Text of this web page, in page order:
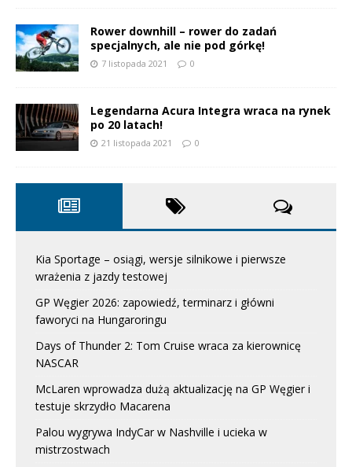
Rower downhill – rower do zadań
specjalnych, ale nie pod górkę!
7 listopada 2021 0
Legendarna Acura Integra wraca na rynek
po 20 latach!
21 listopada 2021 0
Kia Sportage – osiągi, wersje silnikowe i pierwsze
wrażenia z jazdy testowej
GP Węgier 2026: zapowiedź, terminarz i główni
faworyci na Hungaroringu
Days of Thunder 2: Tom Cruise wraca za kierownicę
NASCAR
McLaren wprowadza dużą aktualizację na GP Węgier i
testuje skrzydło Macarena
Palou wygrywa IndyCar w Nashville i ucieka w
mistrzostwach